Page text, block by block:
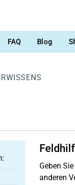
FAQ Blog
Geben
anderen